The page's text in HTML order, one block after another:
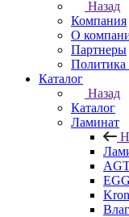
Назад
Компания
О
Партнеры
Политика
Каталог
Назад
Каталог
Ламинат